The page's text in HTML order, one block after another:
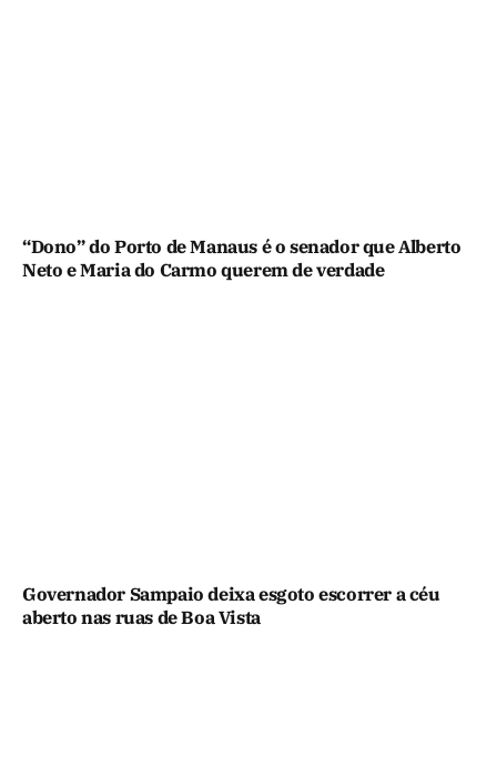
“Dono” do Porto de Manaus é o senador que Alberto
Neto e Maria do Carmo querem de verdade
Governador Sampaio deixa esgoto escorrer a céu
aberto nas ruas de Boa Vista